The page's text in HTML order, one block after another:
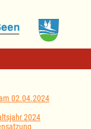
02.04.2024
2024